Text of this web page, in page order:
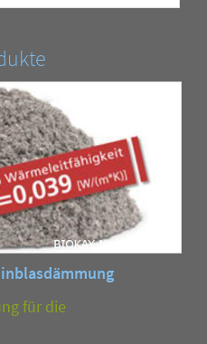
für die